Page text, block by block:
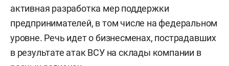
активная разработка мер поддержки
предпринимателей, в том числе на федеральном
уровне. Речь идет о бизнесменах, пострадавших
в результате атак ВСУ на склады компании в